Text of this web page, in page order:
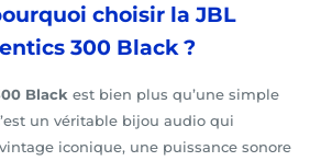
choisir la JBL
300 Black ?
Black est bien plus qu’une simple
un véritable bijou audio qui
iconique, une puissance sonore